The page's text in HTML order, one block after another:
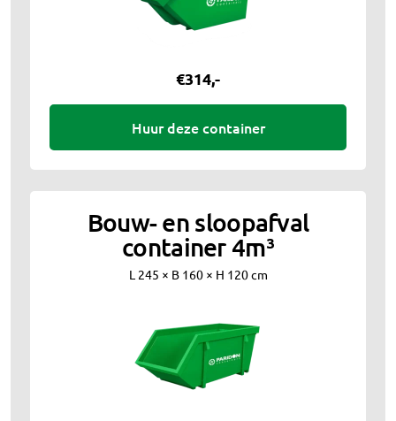
€314,-
Huur deze container
Bouw- en sloopafval
container 4m³
L 245 × B 160 × H 120 cm